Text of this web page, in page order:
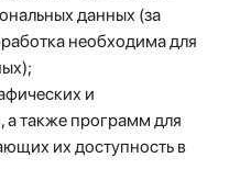
данных (за
необходима для
и
также программ для
их доступность в